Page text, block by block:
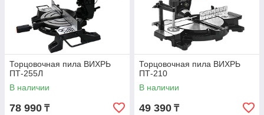
Торцовочная пила ВИХРЬ
ПТ-255Л
В наличии
78 990 ₸
Торцовочная пила ВИХРЬ
ПТ-210
В наличии
49 390 ₸